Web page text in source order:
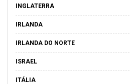
INGLATERRA
IRLANDA
IRLANDA DO NORTE
ISRAEL
ITÁLIA